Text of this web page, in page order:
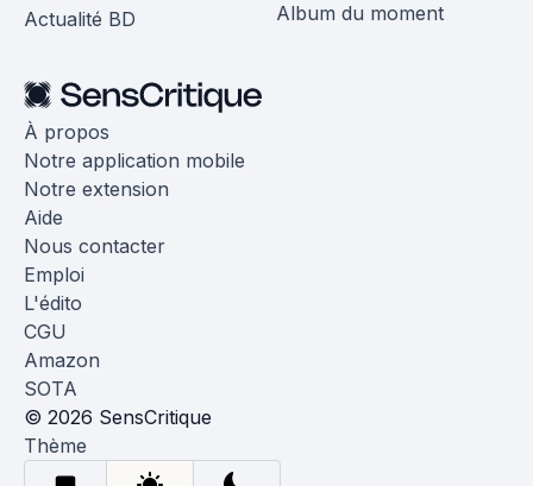
Actualité BD
Album du moment
À propos
Notre application mobile
Notre extension
Aide
Nous contacter
Emploi
L'édito
CGU
Amazon
SOTA
© 2026 SensCritique
Thème